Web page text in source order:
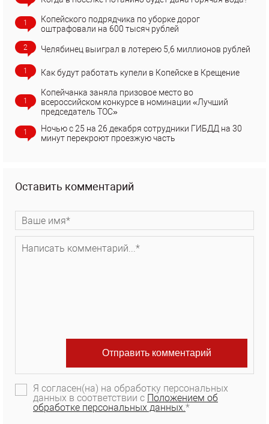
1
Копейского подрядчика по уборке дорог
оштрафовали на 600 тысяч рублей
2 Челябинец выиграл в лотерею 5,6 миллионов рублей
1 Как будут работать купели в Копейске в Крещение
1
Копейчанка заняла призовое место во
всероссийском конкурсе в номинации «Лучший
председатель ТОС»
1
Ночью с 25 на 26 декабря сотрудники ГИБДД на 30
минут перекроют проезжую часть
Оставить комментарий
Я согласен(на) на обработку персональных
данных в соответствии с Положением об
обработке персональных данных.*